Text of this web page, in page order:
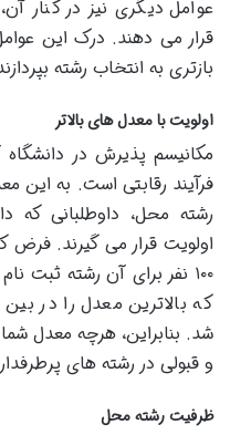
عوامل دیگری نیز در کنار
قرار می دهند. درک این
بازتری به انتخاب رشته
اولویت با معدل های بالاتر
مکانیسم پذیرش در
فرآیند رقابتی است. به این
رشته محل، داوطلبانی که
شد. بنابراین، هرچه معدل
و قبولی در رشته های
ظرفیت رشته محل